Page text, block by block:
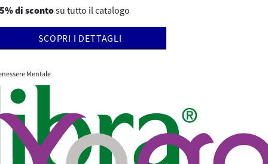
di scontosu tutto il catalogo
SCOPRI I DETTAGLI
Mentale